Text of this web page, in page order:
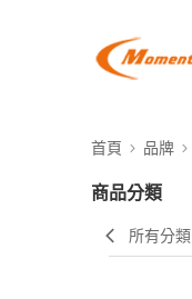
首頁 品牌
商品分類
所有分類